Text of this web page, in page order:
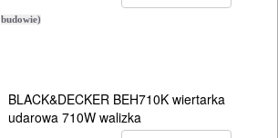
budowie)
BLACK&DECKER BEH710K wiertarka
udarowa 710W walizka